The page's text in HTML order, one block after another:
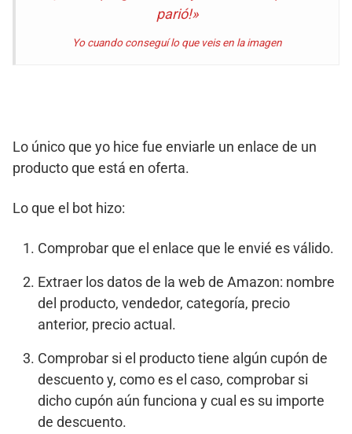
parió!»
Yo cuando conseguí lo que veis en la imagen
Lo único que yo hice fue enviarle un enlace de un
producto que está en oferta.
Lo que el bot hizo:
Comprobar que el enlace que le envié es válido.
Extraer los datos de la web de Amazon: nombre
del producto, vendedor, categoría, precio
anterior, precio actual.
Comprobar si el producto tiene algún cupón de
descuento y, como es el caso, comprobar si
dicho cupón aún funciona y cual es su importe
de descuento.